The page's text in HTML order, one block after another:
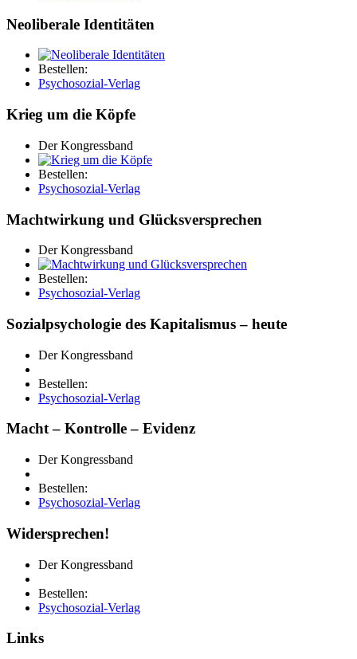
Neoliberale Identitäten
Bestellen:
Psychosozial-Verlag
Krieg um die Köpfe
Der Kongressband
Bestellen:
Psychosozial-Verlag
Machtwirkung und Glücksversprechen
Der Kongressband
Bestellen:
Psychosozial-Verlag
Sozialpsychologie des Kapitalismus – heute
Der Kongressband
Bestellen:
Psychosozial-Verlag
Macht – Kontrolle – Evidenz
Der Kongressband
Bestellen:
Psychosozial-Verlag
Widersprechen!
Der Kongressband
Bestellen:
Psychosozial-Verlag
Links